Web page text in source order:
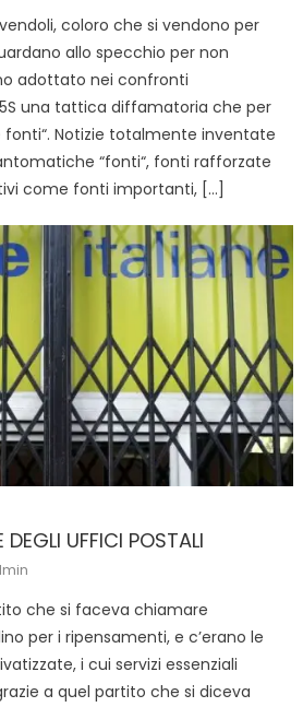
coloro che si vendono per
allo specchio per non
adottato nei confronti
una tattica diffamatoria che per
Notizie totalmente inventate
“fonti“, fonti rafforzate
come fonti importanti, […]
DEGLI UFFICI POSTALI
che si faceva chiamare
per i ripensamenti, e c’erano le
i cui servizi essenziali
a quel partito che si diceva